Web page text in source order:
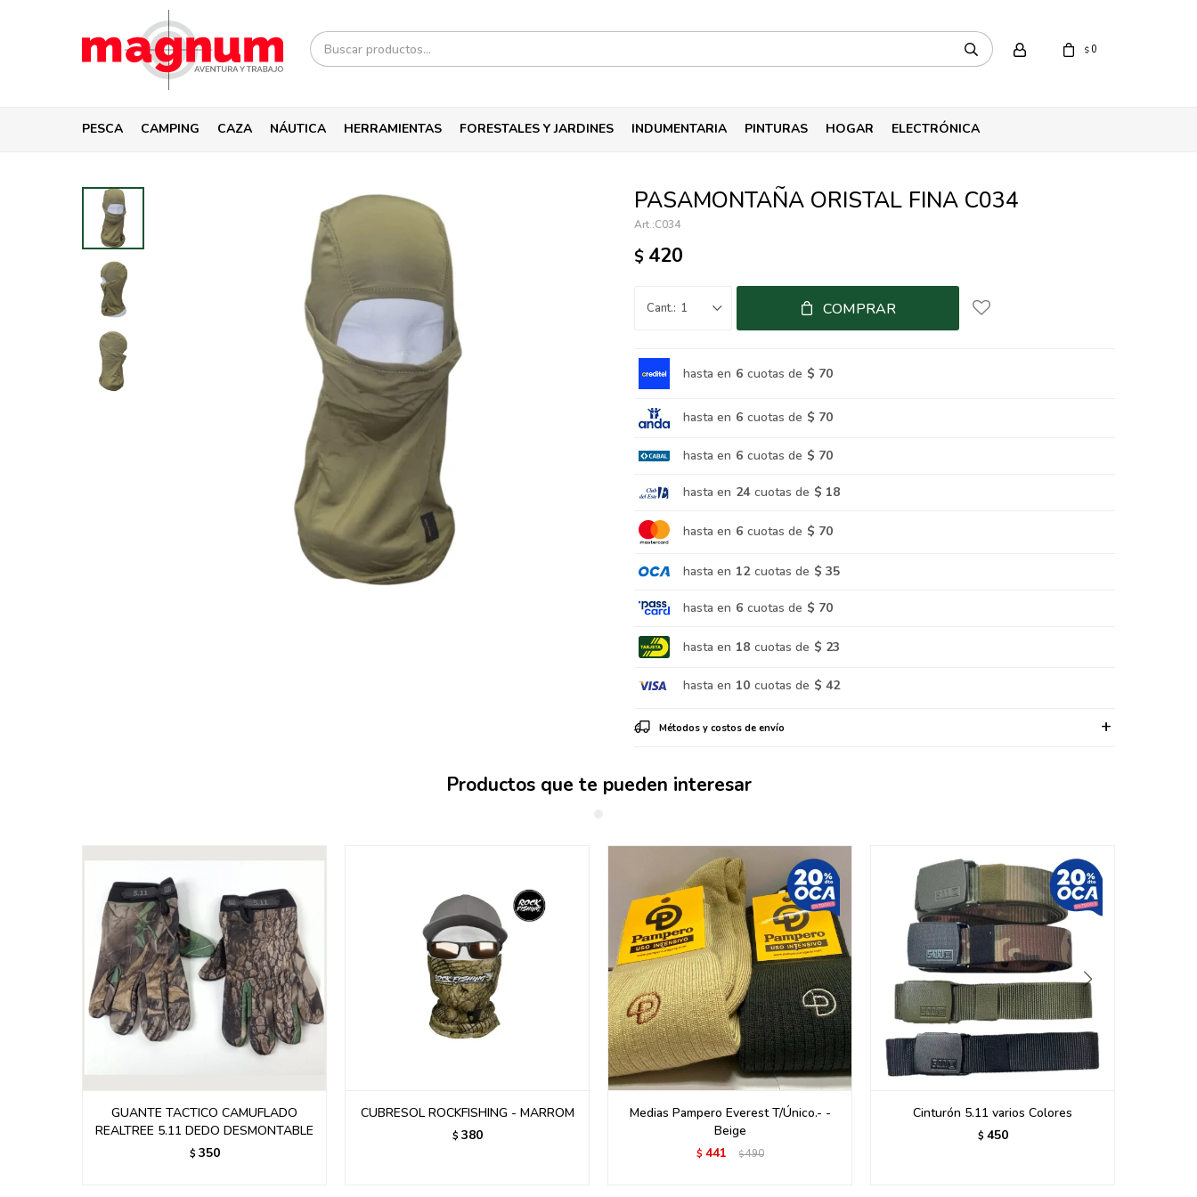
PESCA CAMPING CAZA NÁUTICA HERRAMIENTAS FORESTALES Y JARDINES INDUMENTARIA PINTURAS HOGAR ELECTRÓNICA
$ 0
PASAMONTAÑA ORISTAL FINA C034
C034
$ 420
1 COMPRAR
hasta en 6 cuotas de $ 70
hasta en 6 cuotas de $ 70
hasta en 6 cuotas de $ 70
hasta en 24 cuotas de $ 18
hasta en 6 cuotas de $ 70
hasta en 12 cuotas de $ 35
hasta en 6 cuotas de $ 70
hasta en 18 cuotas de $ 23
hasta en 10 cuotas de $ 42
Métodos y costos de envío
Productos que te pueden interesar
GUANTE TACTICO CAMUFLADO
REALTREE 5.11 DEDO DESMONTABLE
$ 350
CUBRESOL ROCKFISHING - MARROM
$ 380
Medias Pampero Everest T/Único.- -
Beige
$ 441 $490
Cinturón 5.11 varios Colores
$ 450